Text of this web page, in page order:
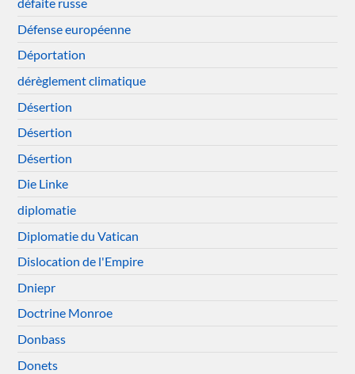
Défense européenne
Déportation
dérèglement climatique
Désertion
Désertion
Désertion
Die Linke
diplomatie
Diplomatie du Vatican
Dislocation de l'Empire
Dniepr
Doctrine Monroe
Donbass
Donets